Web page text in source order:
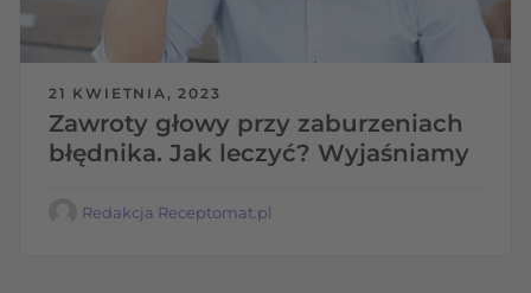
21 KWIETNIA, 2023
Zawroty głowy przy zaburzeniach
błędnika. Jak leczyć? Wyjaśniamy
Redakcja Receptomat.pl